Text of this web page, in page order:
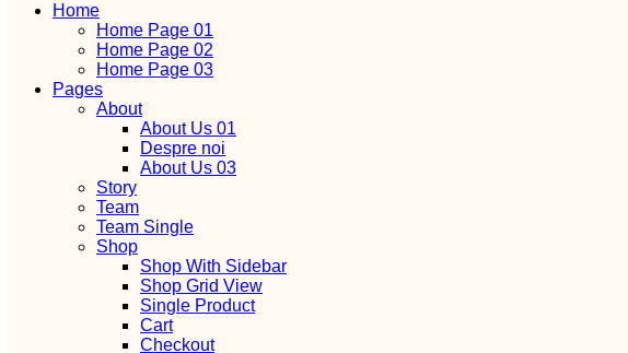
Home
Home Page 01
Home Page 02
Home Page 03
Pages
About
About Us 01
Despre noi
About Us 03
Story
Team
Team Single
Shop
Shop With Sidebar
Shop Grid View
Single Product
Cart
Checkout